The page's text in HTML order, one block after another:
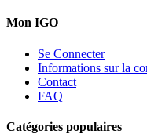
Mon IGO
Se Connecter
Informations sur la
Contact
FAQ
Catégories populaires